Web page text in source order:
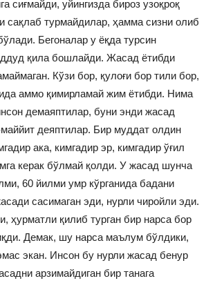
сиғмайди, уйингизда бироз узоқроқ
сақлаб турмайдилар, ҳамма сизни олиб
Бегоналар у ёқда турсин
қила бошлайди. Жасад ётибди
Кўзи бор, қулоғи бор тили бор,
аммо қимирламай жим ётибди. Нима
демаяптилар, буни энди жасад
деяптилар. Бир муддат олдин
ака, кимгадир эр, кимгадир ўғил
керак бўлмай қолди. У жасад шунча
60 йилми умр кўрганида бадани
сасимаган эди, нурли чиройли эди.
ҳурматли қилиб турган бир нарса бор
Демак, шу нарса маълум бўлдики,
экан. Инсон бу нурли жасад бенур
арзимайдиган бир танага